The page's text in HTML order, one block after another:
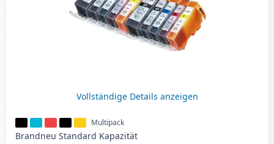
Vollständige Details anzeigen
Multipack
Brandneu Standard Kapazität